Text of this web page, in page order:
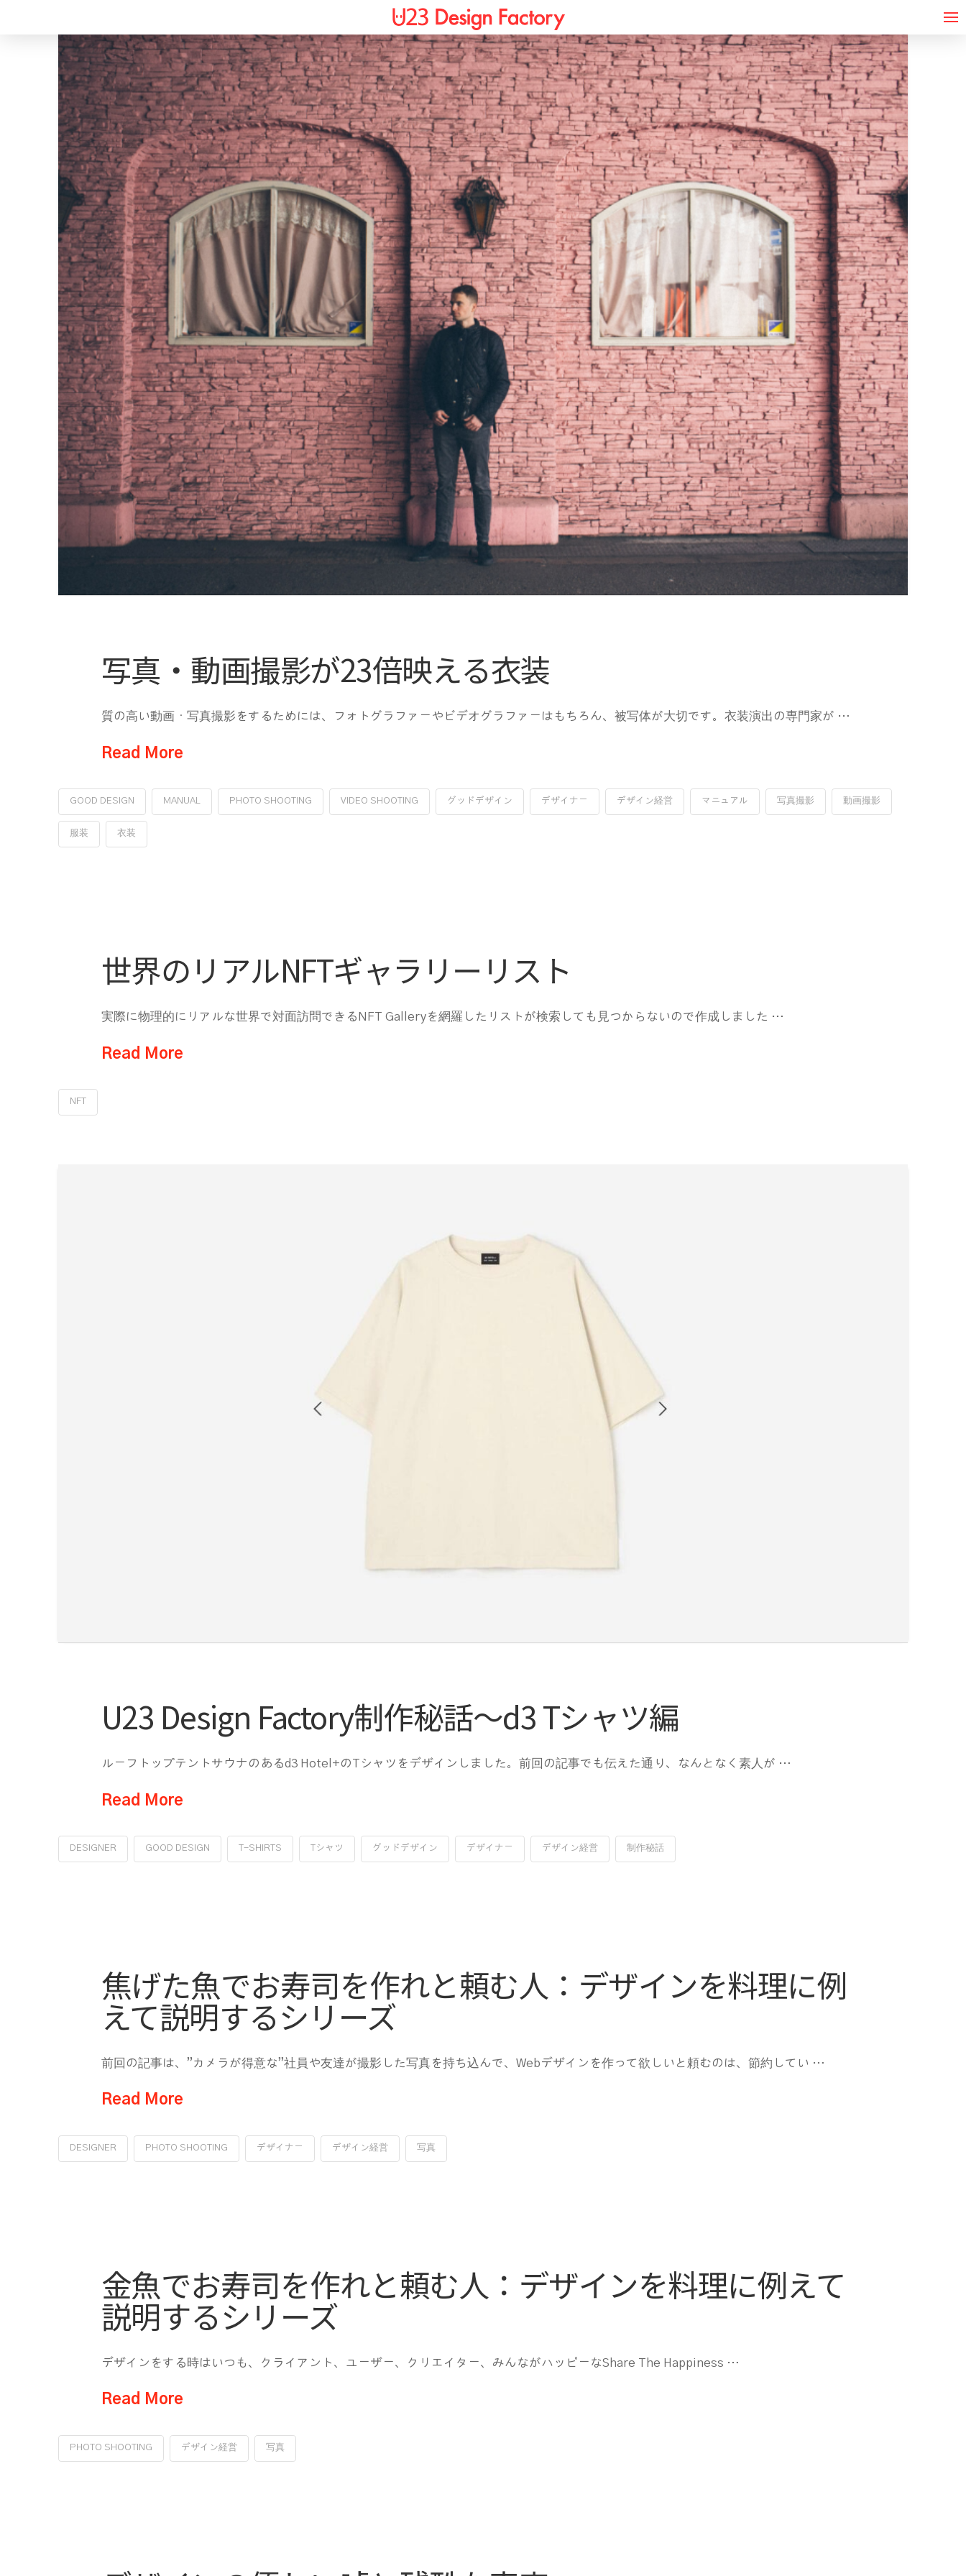
写真・動画撮影が23倍映える衣装
質の高い動画・写真撮影をするためには、フォトグラファーやビデオグラファーはもちろん、被写体が大切です。衣装演出の専門家が …
Read More
GOOD DESIGN MANUAL PHOTO SHOOTING VIDEO SHOOTING グッドデザイン デザイナー デザイン経営 マニュアル 写真撮影 動画撮影
服装 衣装
世界のリアルNFTギャラリーリスト
実際に物理的にリアルな世界で対面訪問できるNFT Galleryを網羅したリストが検索しても見つからないので作成しました …
Read More
NFT
U23 Design Factory制作秘話〜d3 Tシャツ編
ルーフトップテントサウナのあるd3 Hotel+のTシャツをデザインしました。前回の記事でも伝えた通り、なんとなく素人が …
Read More
DESIGNER GOOD DESIGN T-SHIRTS Tシャツ グッドデザイン デザイナー デザイン経営 制作秘話
焦げた魚でお寿司を作れと頼む人：デザインを料理に例
えて説明するシリーズ
前回の記事は、”カメラが得意な”社員や友達が撮影した写真を持ち込んで、Webデザインを作って欲しいと頼むのは、節約してい …
Read More
DESIGNER PHOTO SHOOTING デザイナー デザイン経営 写真
金魚でお寿司を作れと頼む人：デザインを料理に例えて
説明するシリーズ
デザインをする時はいつも、クライアント、ユーザー、クリエイター、みんながハッピーなShare The Happiness …
Read More
PHOTO SHOOTING デザイン経営 写真